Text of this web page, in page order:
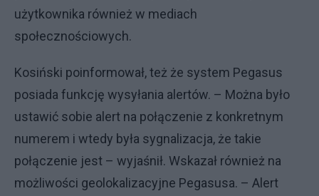
użytkownika również w mediach
społecznościowych.
Kosiński poinformował, też że system Pegasus
posiada funkcję wysyłania alertów. – Można było
ustawić sobie alert na połączenie z konkretnym
numerem i wtedy była sygnalizacja, że takie
połączenie jest – wyjaśnił. Wskazał również na
możliwości geolokalizacyjne Pegasusa. – Alert